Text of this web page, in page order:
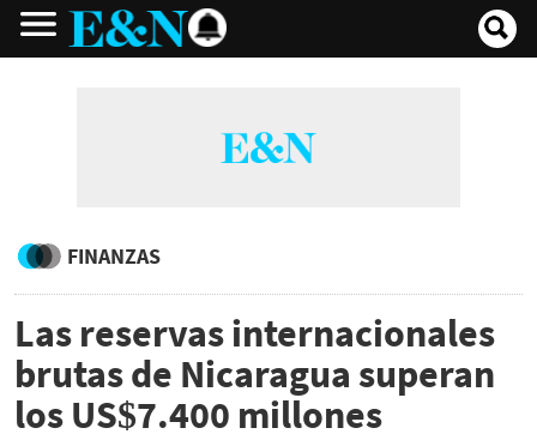
FINANZAS
Las reservas internacionales
brutas de Nicaragua superan
los US$7.400 millones